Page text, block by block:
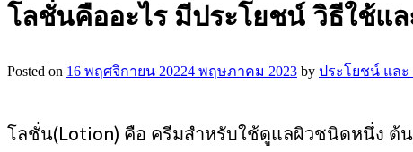
โลชั่นคืออะไร มีประโยชน์ วิธีใช้แล
Posted on 16 พฤศจิกายน 20224 พฤษภาคม 2023 by ประโยชน์ แล
โลชั่น(Lotion) คือ ครีมสำหรับใช้ดูแลผิวชนิดหนึ่ง